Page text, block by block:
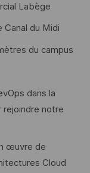
Labège
du Midi
du campus
dans la
rejoindre notre
œuvre de
Cloud